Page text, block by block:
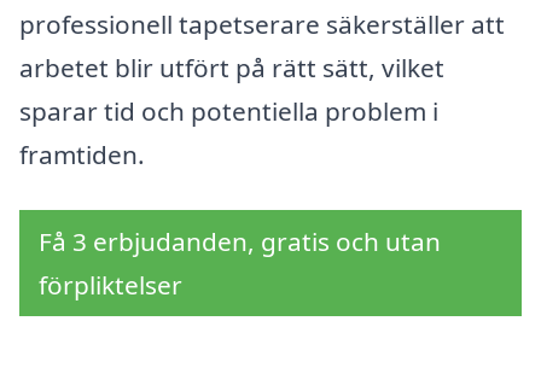
professionell tapetserare säkerställer att
arbetet blir utfört på rätt sätt, vilket
sparar tid och potentiella problem i
framtiden.
Få 3 erbjudanden, gratis och utan
förpliktelser